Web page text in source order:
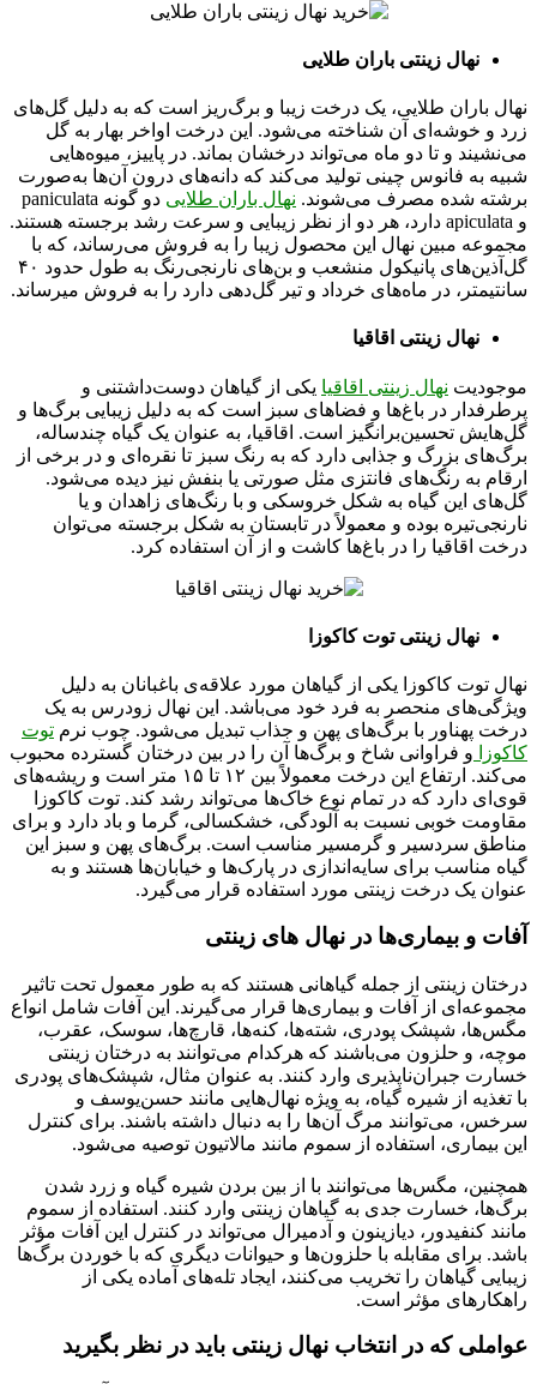
نهال زینتی باران طلایی
نهال باران طلایی، یک درخت زیبا و برگ‌ریز است که به دلیل گل‌های
زرد و خوشه‌ای آن شناخته می‌شود. این درخت اواخر بهار به گل
می‌نشیند و تا دو ماه می‌تواند درخشان بماند. در پاییز، میوه‌هایی
شبیه به فانوس چینی تولید می‌کند که دانه‌های درون آن‌ها به‌صورت
برشته شده مصرف می‌شوند. نهال باران طلایی
دو گونه paniculata
و apiculata دارد، هر دو از نظر زیبایی و سرعت رشد برجسته هستند.
مجموعه مبین نهال‌ این محصول زیبا را به فروش می‌رساند، که با
گل‌آذین‌های پانیکول منشعب و بن‌های نارنجی‌رنگ به طول حدود ۴۰
سانتیمتر، در ماه‌های خرداد و تیر گل‌دهی دارد را به فروش میرساند.
نهال زینتی اقاقیا
موجودیت نهال زینتی اقاقیا یکی از گیاهان دوست‌داشتنی و
پرطرفدار در باغ‌ها و فضاهای سبز است که به دلیل زیبایی برگ‌ها و
گل‌هایش تحسین‌برانگیز است. اقاقیا، به عنوان یک گیاه چندساله،
برگ‌های بزرگ و جذابی دارد که به رنگ سبز تا نقره‌ای و در برخی از
ارقام به رنگ‌های فانتزی مثل صورتی یا بنفش نیز دیده می‌شود.
گل‌های این گیاه به شکل خروسکی و با رنگ‌های زاهدان و یا
نارنجی‌تیره بوده و معمولاً در تابستان به شکل برجسته می‌توان
درخت اقاقیا را در باغ‌ها کاشت و از آن استفاده کرد.
نهال زینتی توت کاکوزا
نهال توت کاکوزا یکی از گیاهان مورد علاقه‌ی باغبانان به دلیل
ویژگی‌های منحصر به فرد خود می‌باشد. این نهال زودرس به یک
درخت پهناور با برگ‌های پهن و جذاب تبدیل می‌شود. چوب نرم توت
کاکوزا و فراوانی شاخ و برگ‌ها آن را در بین درختان گسترده محبوب
می‌کند. ارتفاع این درخت معمولاً بین ۱۲ تا ۱۵ متر است و ریشه‌های
قوی‌ای دارد که در تمام نوع خاک‌ها می‌تواند رشد کند. توت کاکوزا
مقاومت خوبی نسبت به آلودگی، خشکسالی، گرما و باد دارد و برای
مناطق سردسیر و گرمسیر مناسب است. برگ‌های پهن و سبز این
گیاه مناسب برای سایه‌اندازی در پارک‌ها و خیابان‌ها هستند و به
عنوان یک درخت زینتی مورد استفاده قرار می‌گیرد.
آفات و بیماری‌ها در نهال های زینتی
درختان زینتی از جمله گیاهانی هستند که به طور معمول تحت تاثیر
مجموعه‌ای از آفات و بیماری‌ها قرار می‌گیرند. این آفات شامل انواع
مگس‌ها، شپشک پودری، شته‌ها، کنه‌ها، قارچ‌ها، سوسک، عقرب،
موچه، و حلزون می‌باشند که هرکدام می‌توانند به درختان زینتی
خسارت جبران‌ناپذیری وارد کنند. به عنوان مثال، شپشک‌های پودری
با تغذیه از شیره گیاه، به ویژه نهال‌هایی مانند حسن‌یوسف و
سرخس، می‌توانند مرگ آن‌ها را به دنبال داشته باشند. برای کنترل
این بیماری، استفاده از سموم مانند مالاتیون توصیه می‌شود.
همچنین، مگس‌ها می‌توانند با از بین بردن شیره گیاه و زرد شدن
برگ‌ها، خسارت جدی به گیاهان زینتی وارد کنند. استفاده از سموم
مانند کنفیدور، دیازینون و آدمیرال می‌تواند در کنترل این آفات مؤثر
باشد. برای مقابله با حلزون‌ها و حیوانات دیگری که با خوردن برگ‌ها
زیبایی گیاهان را تخریب می‌کنند، ایجاد تله‌های آماده یکی از
راهکارهای مؤثر است.
عواملی که در انتخاب نهال زینتی باید در نظر بگیرید